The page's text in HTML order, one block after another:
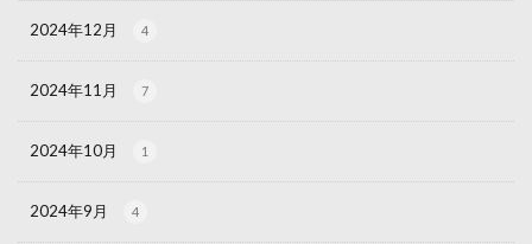
2024年12月 4
2024年11月 7
2024年10月 1
2024年9月 4